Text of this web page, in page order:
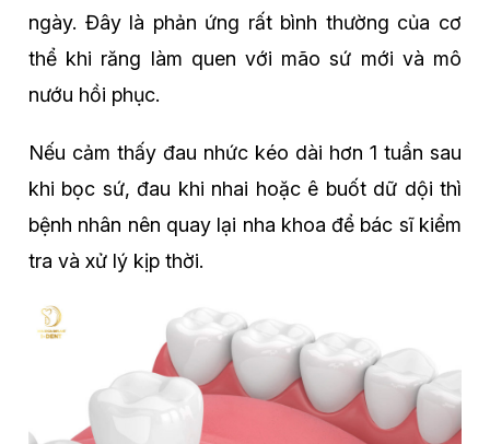
ngày. Đây là phản ứng rất bình thường của cơ
thể khi răng làm quen với mão sứ mới và mô
nướu hồi phục.
Nếu cảm thấy đau nhức kéo dài hơn 1 tuần sau
khi bọc sứ, đau khi nhai hoặc ê buốt dữ dội thì
bệnh nhân nên quay lại nha khoa để bác sĩ kiểm
tra và xử lý kịp thời.